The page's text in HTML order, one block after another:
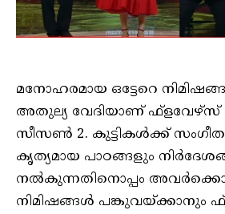
മനോഹരമായ ഒട്ടേറെ
അതുല്യ വേദിയാണ് ഫ്‌ളവേഴ്സ്
സീസൺ 2. കുട്ടികൾക്ക്
കൃത്യമായ പാഠങ്ങളും
നൽകുന്നതിനൊപ്പം
നിമിഷങ്ങൾ പങ്കുവയ്ക്കാനും